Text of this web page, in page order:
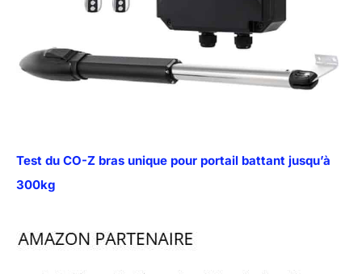
Test du CO-Z bras unique pour portail battant jusqu’à
300kg